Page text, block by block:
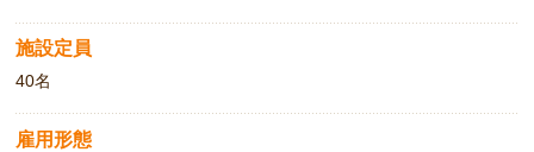
施設定員
40名
雇用形態